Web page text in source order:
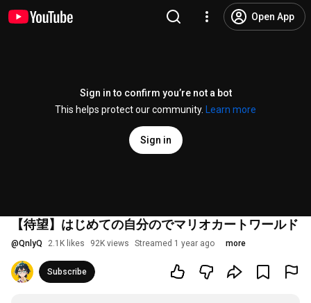
Open App
Sign in to confirm you’re not a bot
This helps protect our community.
Learn more
Sign in
【待望】はじめての自分のでマリオカートワールド
@QnlyQ 2.1K likes 92K views Streamed 1 year ago more
Subscribe